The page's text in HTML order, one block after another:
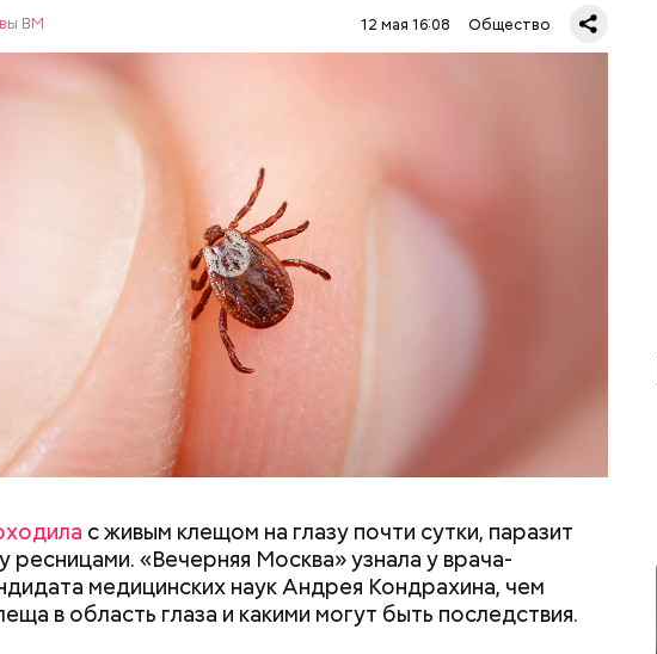
ВМ 12 мая 16:08 Общество
с живым клещом на глазу почти сутки, паразит
ресницами. «Вечерняя Москва» узнала у врача-
медицинских наук Андрея Кондрахина, чем
в область глаза и какими могут быть последствия.
счастливыми моментами из своей жизни.